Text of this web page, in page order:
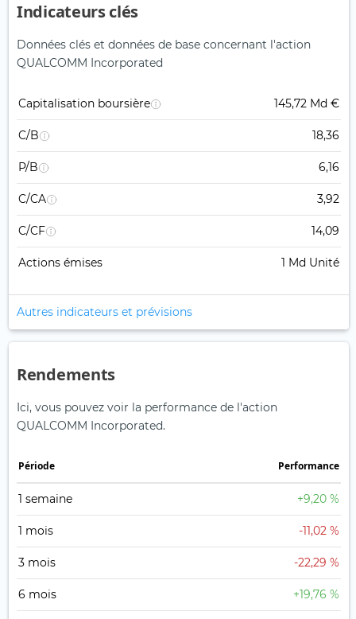
Indicateurs clés
Données clés et données de base concernant l'action
QUALCOMM Incorporated
Capitalisation boursière 145,72 Md €
C/B 18,36
P/B 6,16
C/CA 3,92
C/CF 14,09
Actions émises 1 Md Unité
Autres indicateurs et prévisions
Rendements
Ici, vous pouvez voir la performance de l'action
QUALCOMM Incorporated.
Période Performance
1 semaine +9,20 %
1 mois -11,02 %
3 mois -22,29 %
6 mois +19,76 %